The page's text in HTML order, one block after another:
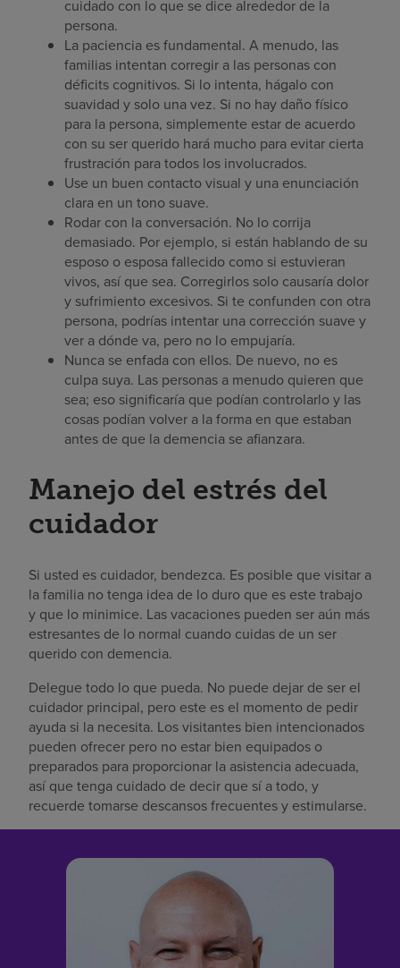
cuidado con lo que se dice alrededor de la
persona.
La paciencia es fundamental. A menudo, las
familias intentan corregir a las personas con
déficits cognitivos. Si lo intenta, hágalo con
suavidad y solo una vez. Si no hay daño físico
para la persona, simplemente estar de acuerdo
con su ser querido hará mucho para evitar cierta
frustración para todos los involucrados.
Use un buen contacto visual y una enunciación
clara en un tono suave.
Rodar con la conversación. No lo corrija
demasiado. Por ejemplo, si están hablando de su
esposo o esposa fallecido como si estuvieran
vivos, así que sea. Corregirlos solo causaría dolor
y sufrimiento excesivos. Si te confunden con otra
persona, podrías intentar una corrección suave y
ver a dónde va, pero no lo empujaría.
Nunca se enfada con ellos. De nuevo, no es
culpa suya. Las personas a menudo quieren que
sea; eso significaría que podían controlarlo y las
cosas podían volver a la forma en que estaban
antes de que la demencia se afianzara.
Manejo del estrés del
cuidador
Si usted es cuidador, bendezca. Es posible que visitar a
la familia no tenga idea de lo duro que es este trabajo
y que lo minimice. Las vacaciones pueden ser aún más
estresantes de lo normal cuando cuidas de un ser
querido con demencia.
Delegue todo lo que pueda. No puede dejar de ser el
cuidador principal, pero este es el momento de pedir
ayuda si la necesita. Los visitantes bien intencionados
pueden ofrecer pero no estar bien equipados o
preparados para proporcionar la asistencia adecuada,
así que tenga cuidado de decir que sí a todo, y
recuerde tomarse descansos frecuentes y estimularse.